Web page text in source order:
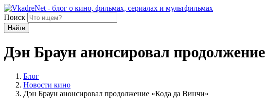
Поиск
Найти
Дэн Браун анонсировал
Блог
Новости кино
Дэн Браун анонсировал продолжение «Кода да Винчи»